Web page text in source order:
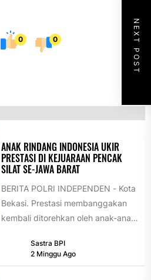
0 0 NEXT POST
ANAK RINDANG INDONESIA UKIR
PRESTASI DI KEJUARAAN PENCAK
SILAT SE-JAWA BARAT
BERITA POLRI INDEPENDEN - Kota
Bekasi. Prestasi membanggakan
kembali ditorehkan oleh anak-anak
Dalam ajang PEMUDA PRESTASI...
Sastra BPI
2 Minggu Ago